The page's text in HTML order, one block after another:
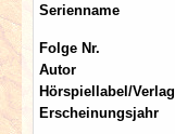
Serienname
Folge Nr.
Autor
Hörspiellabel/Verlag
Erscheinungsjahr